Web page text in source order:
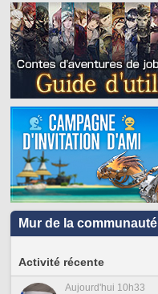
Mur de la communauté
Activité récente
Aujourd'hui 10h33